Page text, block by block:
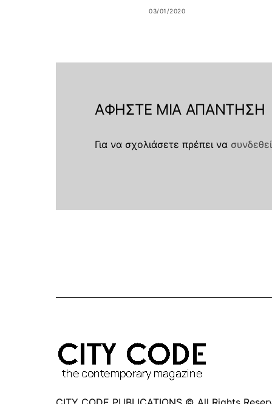
03/01/2020
ΑΦΉΣΤΕ ΜΙΑ ΑΠΆΝΤΗΣΗ
Για να σχολιάσετε πρέπει να